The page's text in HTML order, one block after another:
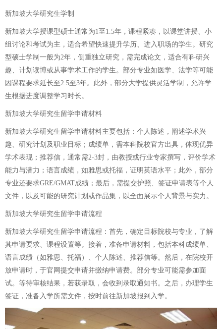
新加坡大学研究生学制
新加坡大学授课型硕士通常为1至1.5年，课程紧凑，以课堂讲授、小
组讨论和考试为主，适合希望快速提升学历、进入职场的学生。研究
型硕士学制一般为2年，侧重独立研究，需完成论文，适合有科研兴
趣、计划读博或从事学术工作的学生。部分专业如医学、法学等可能
因课程要求延长至2.5至3年。此外，部分大学提供灵活学制，允许学
生根据进度调整学习时长。
新加坡大学研究生留学申请材料
新加坡大学研究生留学申请材料主要包括：个人陈述，阐述学术兴
趣、研究计划及职业目标；成绩单，需本科院校官方出具，体现优异
学术表现；推荐信，通常需2-3封，由教授或行业专家撰写，评价学术
能力与潜力；语言成绩，如雅思或托福，证明英语水平；此外，部分
专业还要求GRE/GMAT成绩；最后，需提交护照、签证申请表等个人
文件，以及可能的研究计划或作品集，以全面展示个人背景与实力。
新加坡大学研究生留学申请流程
新加坡大学研究生留学申请流程：首先，确定目标院校与专业，了解
其申请要求、课程设置等。接着，准备申请材料，包括本科成绩单、
语言成绩（如雅思、托福）、个人陈述、推荐信等。然后，在院校开
放申请时，于官网提交申请并缴纳申请费。部分专业可能需参加面
试。等待审核结果，若获录取，会收到录取通知书。之后，办理学生
签证，准备入学所需文件，按时前往新加坡报到入学。